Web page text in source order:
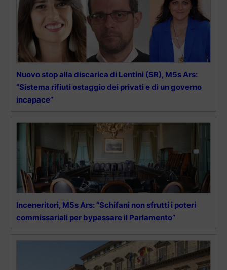
Nuovo stop alla discarica di Lentini (SR), M5s Ars:
“Sistema rifiuti ostaggio dei privati e di un governo
incapace”
Inceneritori, M5s Ars: “Schifani non sfrutti i poteri
commissariali per bypassare il Parlamento”